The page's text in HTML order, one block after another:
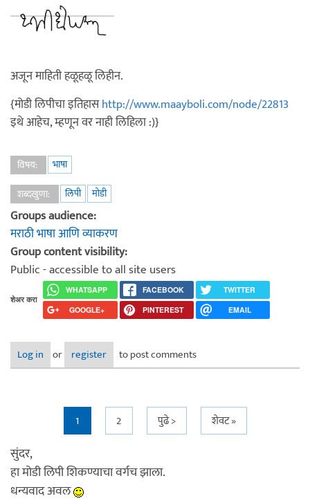
अजून माहिती हळूहळू लिहीन.
{मोडी लिपीचा इतिहासhttp://www.maayboli.com/node/22813
इथे आहेच, म्हणून वर नाही लिहिला :)}
विषय:
भाषा
शब्दखुणा:
लिपी मोडी
Groups audience:
मराठी भाषा आणि व्याकरण
Group content visibility:
Public - accessible to all site users
शेअर करा
WHATSAPP FACEBOOK
TWITTER
GOOGLE+
PINTEREST EMAIL
Log in or register to post comments
1 2 पुढे > शेवट »
सुंदर,
हा मोडी लिपी शिकण्याचा वर्गच झाला.
धन्यवाद अवल